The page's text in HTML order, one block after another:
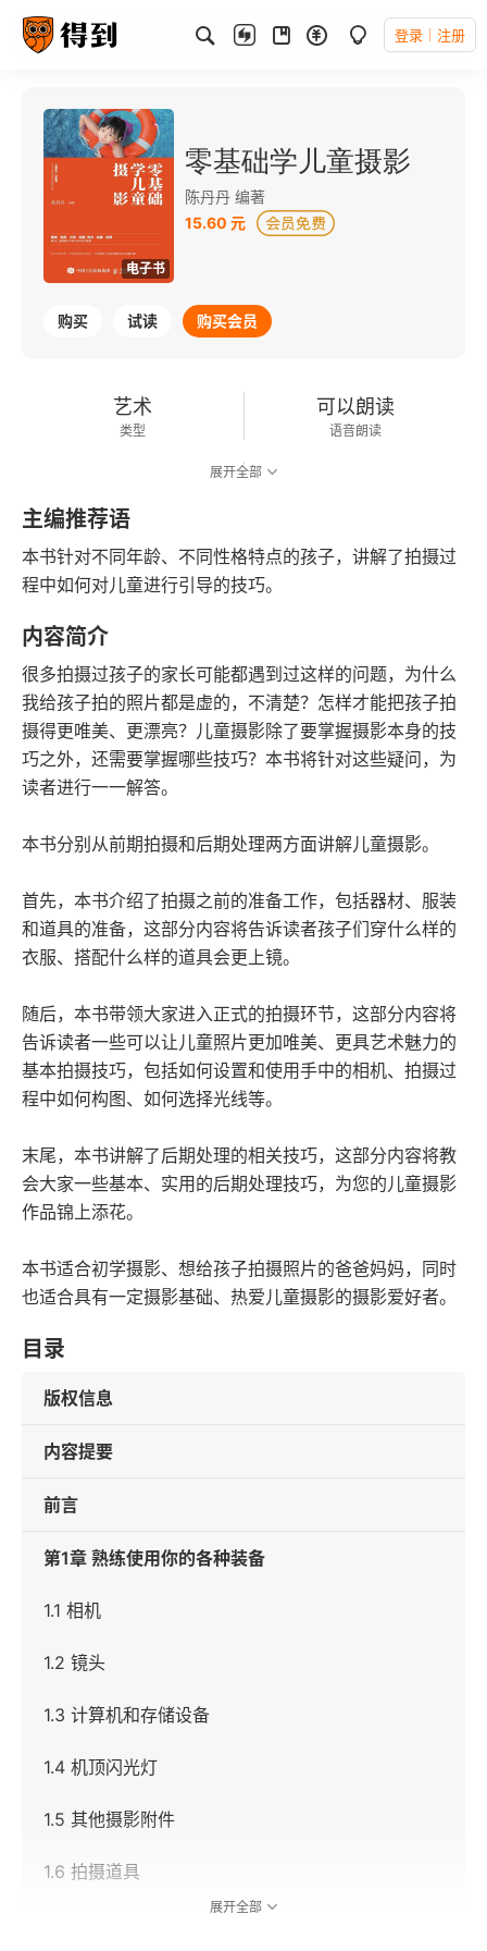
登录 注册
电子书
零基础学儿童摄影
陈丹丹 编著
15.60 元
购买 试读 购买会员
艺术
类型
可以朗读
语音朗读
展开全部
主编推荐语
本书针对不同年龄、不同性格特点的孩子，讲解了拍摄过
程中如何对儿童进行引导的技巧。
内容简介
很多拍摄过孩子的家长可能都遇到过这样的问题，为什么
我给孩子拍的照片都是虚的，不清楚？怎样才能把孩子拍
摄得更唯美、更漂亮？儿童摄影除了要掌握摄影本身的技
巧之外，还需要掌握哪些技巧？本书将针对这些疑问，为
读者进行一一解答。
本书分别从前期拍摄和后期处理两方面讲解儿童摄影。
首先，本书介绍了拍摄之前的准备工作，包括器材、服装
和道具的准备，这部分内容将告诉读者孩子们穿什么样的
衣服、搭配什么样的道具会更上镜。
随后，本书带领大家进入正式的拍摄环节，这部分内容将
告诉读者一些可以让儿童照片更加唯美、更具艺术魅力的
基本拍摄技巧，包括如何设置和使用手中的相机、拍摄过
程中如何构图、如何选择光线等。
末尾，本书讲解了后期处理的相关技巧，这部分内容将教
会大家一些基本、实用的后期处理技巧，为您的儿童摄影
作品锦上添花。
本书适合初学摄影、想给孩子拍摄照片的爸爸妈妈，同时
也适合具有一定摄影基础、热爱儿童摄影的摄影爱好者。
目录
版权信息
内容提要
前言
第1章 熟练使用你的各种装备
1.1 相机
1.2 镜头
1.3 计算机和存储设备
1.4 机顶闪光灯
1.5 其他摄影附件
1.6 拍摄道具
展开全部